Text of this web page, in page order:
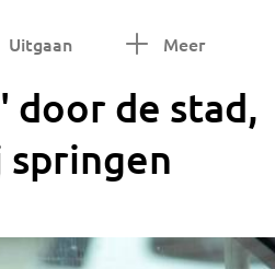
Uitgaan Meer
door de stad,